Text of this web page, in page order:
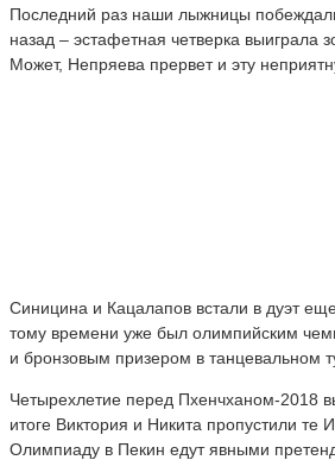
Последний раз наши лыжницы
назад – эстафетная четверка выиграла
Может, Непряева прервет и эту
Синицина и Кацалапов встали в дуэт
тому времени уже был олимпийским
и бронзовым призером в танцевальном
Четырехлетие перед Пхенчханом-2018
итоге Виктория и Никита пропустили те
Олимпиаду в Пекин едут явными